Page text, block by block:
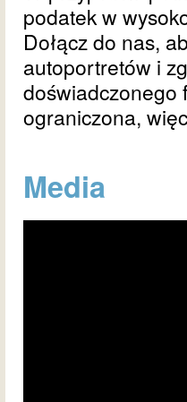
podatek w
Dołącz do nas,
autoportretów i
doświadczonego
ograniczona,
Media